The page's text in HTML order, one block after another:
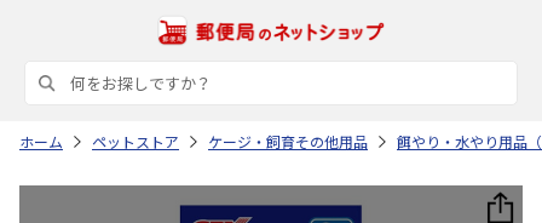
ホーム ペットストア ケージ・飼育その他用品 餌やり・水やり用品